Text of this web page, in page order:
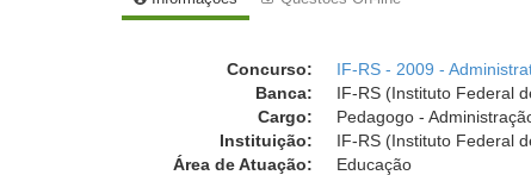
Concurso:
IF-RS - 2009 -
Banca:
IF-RS (Instituto Federal
Cargo:
Pedagogo -
Instituição:
IF-RS (Instituto Federal
Área de Atuação:
Educação